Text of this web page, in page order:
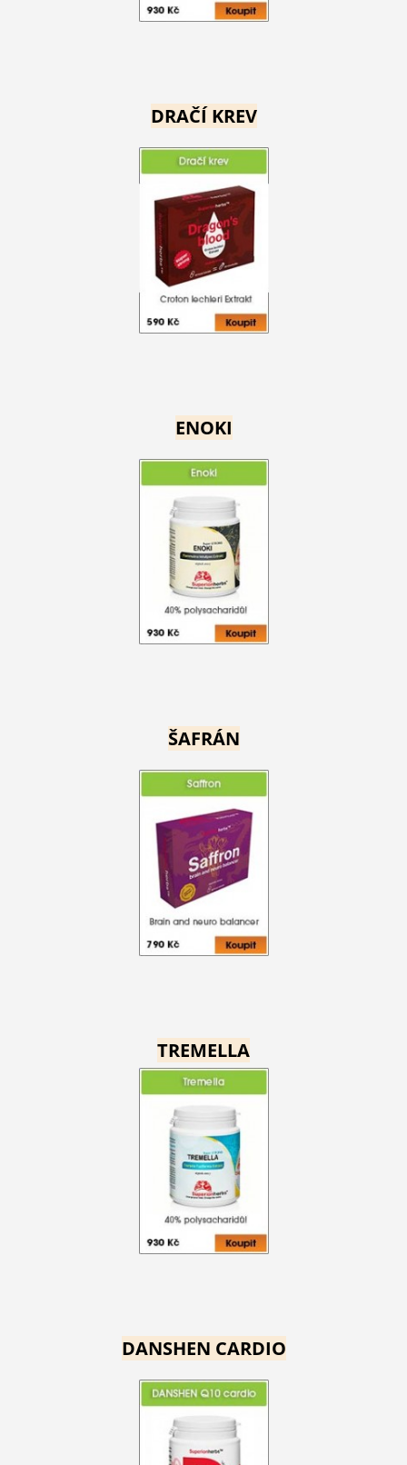
DRAČÍ KREV
ENOKI
ŠAFRÁN
TREMELLA
DANSHEN CARDIO